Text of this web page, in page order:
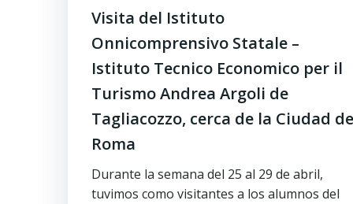
Visita del Istituto
Onnicomprensivo Statale –
Istituto Tecnico Economico per il
Turismo Andrea Argoli de
Tagliacozzo, cerca de la Ciudad de
Roma
Durante la semana del 25 al 29 de abril,
tuvimos como visitantes a los alumnos del